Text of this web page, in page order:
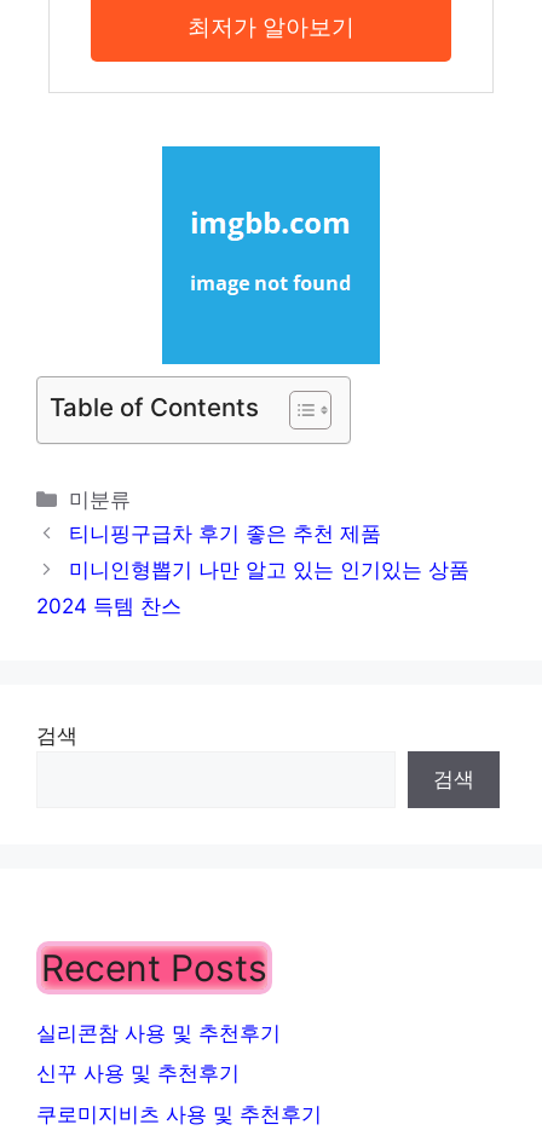
최저가 알아보기
Table of Contents
카
테
고
리
미분류
티니핑구급차 후기 좋은 추천 제품
미니인형뽑기 나만 알고 있는 인기있는 상품
2024 득템 찬스
검색
검색
Recent Posts
실리콘참 사용 및 추천후기
신꾸 사용 및 추천후기
쿠로미지비츠 사용 및 추천후기